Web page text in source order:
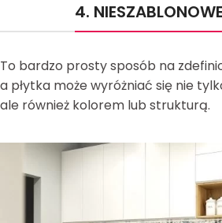
4.
To bardzo prosty sposób na
a płytka może wyróżniać się nie
ale również kolorem lub strukturą.